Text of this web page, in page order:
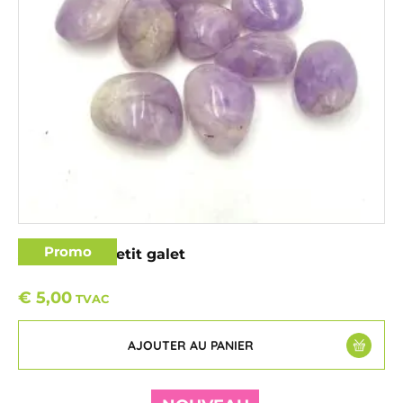
Promo
Améthyste petit galet
€ 5,00 TVAC
AJOUTER AU PANIER